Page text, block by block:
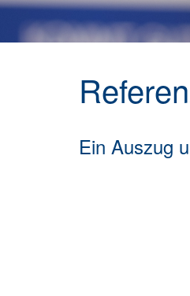
Ein Auszug